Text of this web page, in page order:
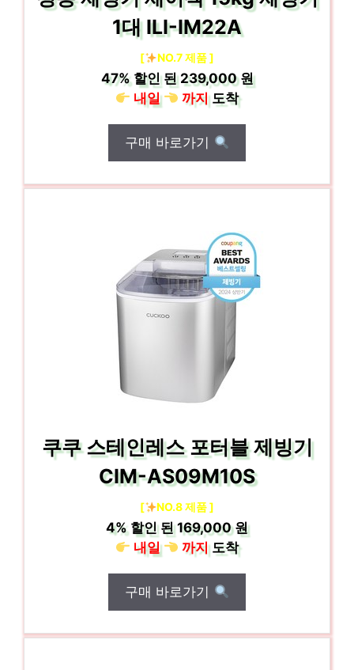
1대 ILI-IM22A
[ NO.7 제품 ]
47%할인 된239,000 원
내일
까지도착
구매 바로가기
쿠쿠 스테인레스 포터블 제빙기
CIM-AS09M10S
[ NO.8 제품 ]
4%할인 된169,000 원
내일
까지도착
구매 바로가기